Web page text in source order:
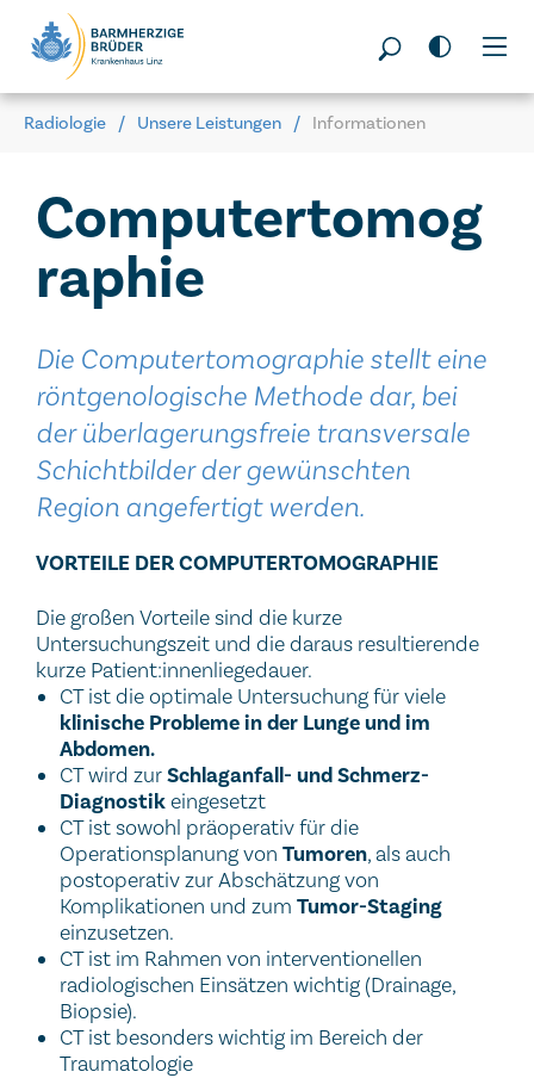
Seitenbereiche:
Radiologie Unsere Leistungen Informationen
Computertomog
raphie
Die Computertomographie stellt eine
röntgenologische Methode dar, bei
der überlagerungsfreie transversale
Schichtbilder der gewünschten
Region angefertigt werden.
VORTEILE DER COMPUTERTOMOGRAPHIE
Die großen Vorteile sind die kurze
Untersuchungszeit und die daraus resultierende
kurze Patient:innenliegedauer.
CT ist die optimale Untersuchung für viele
klinische Probleme in der Lunge und im
Abdomen.
CT wird zurSchlaganfall- und Schmerz-
Diagnostikeingesetzt
CT ist sowohl präoperativ für die
Operationsplanung von Tumoren, als auch
postoperativ zur Abschätzung von
Komplikationen und zum Tumor-Staging
einzusetzen.
CT ist im Rahmen von interventionellen
radiologischen Einsätzen wichtig (Drainage,
Biopsie).
CT ist besonders wichtig im Bereich der
Traumatologie